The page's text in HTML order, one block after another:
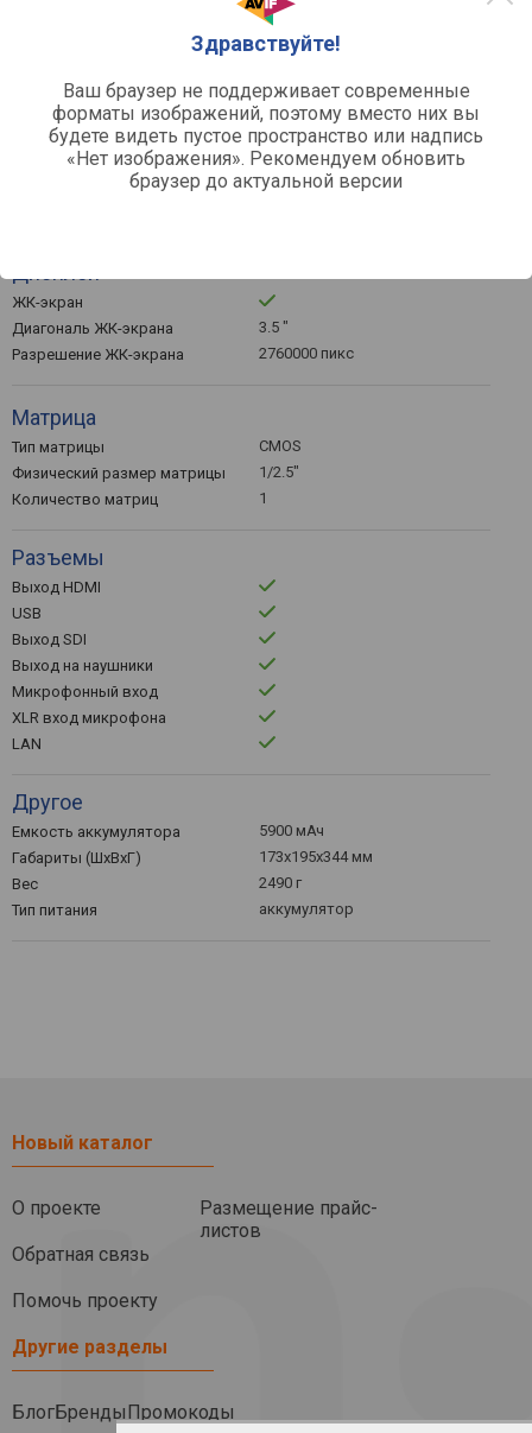
Здравствуйте!
Ваш браузер не поддерживает современные
форматы изображений, поэтому вместо них вы
будете видеть пустое пространство или надпись
«Нет изображения». Рекомендуем обновить
браузер до актуальной версии
Макс. разрешение
видеосъемки
3840x2160 пикс
Ручная фокусировка
Стабилизация изображения
оптическая
Запись на карту памяти
ЖК-экран
Диагональ ЖК-экрана
3.5 "
Разрешение ЖК-экрана
2760000 пикс
Матрица
Тип матрицы
CMOS
Физический размер матрицы
1/2.5"
Количество матриц
1
Разъемы
Выход HDMI
USB
Выход SDI
Выход на наушники
Микрофонный вход
XLR вход микрофона
LAN
Другое
Емкость аккумулятора
5900 мАч
Габариты (ШхВхГ)
173x195x344 мм
Вес
2490 г
Тип питания
аккумулятор
Новый каталог
О проекте
Обратная связь
Помочь проекту
Размещение прайс-
листов
Другие разделы
БлогБрендыПромокоды